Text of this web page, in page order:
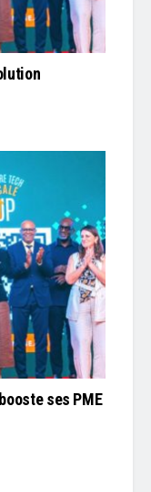
ses PME